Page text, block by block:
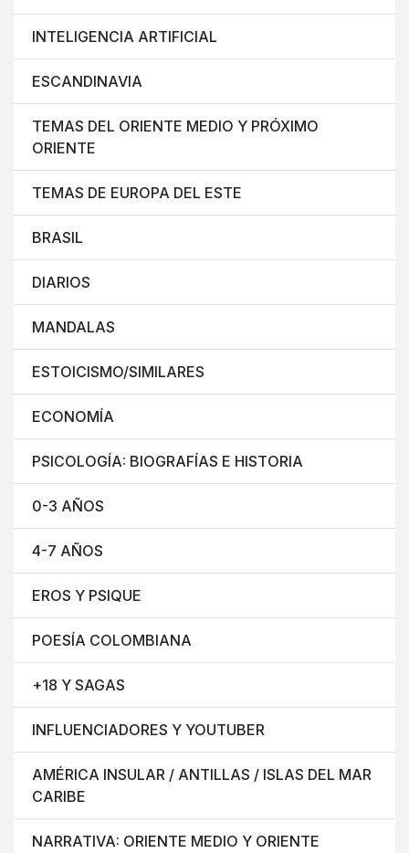
INTELIGENCIA ARTIFICIAL
ESCANDINAVIA
TEMAS DEL ORIENTE MEDIO Y PRÓXIMO
ORIENTE
TEMAS DE EUROPA DEL ESTE
BRASIL
DIARIOS
MANDALAS
ESTOICISMO/SIMILARES
ECONOMÍA
PSICOLOGÍA: BIOGRAFÍAS E HISTORIA
0-3 AÑOS
4-7 AÑOS
EROS Y PSIQUE
POESÍA COLOMBIANA
+18 Y SAGAS
INFLUENCIADORES Y YOUTUBER
AMÉRICA INSULAR / ANTILLAS / ISLAS DEL MAR
CARIBE
NARRATIVA: ORIENTE MEDIO Y ORIENTE